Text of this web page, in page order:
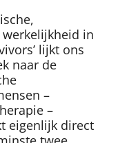
in
lijkt ons
naar de
–
–
eigenlijk direct